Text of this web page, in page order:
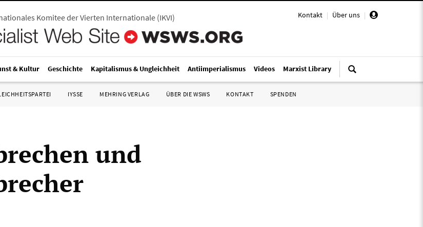
Kontakt | Über uns |
Komitee der Vierten Internationale (IKVI)
& Kultur Geschichte Kapitalismus & Ungleichheit Antiimperialismus Videos Marxist Library
IYSSE MEHRING VERLAG ÜBER DIE WSWS KONTAKT SPENDEN
und